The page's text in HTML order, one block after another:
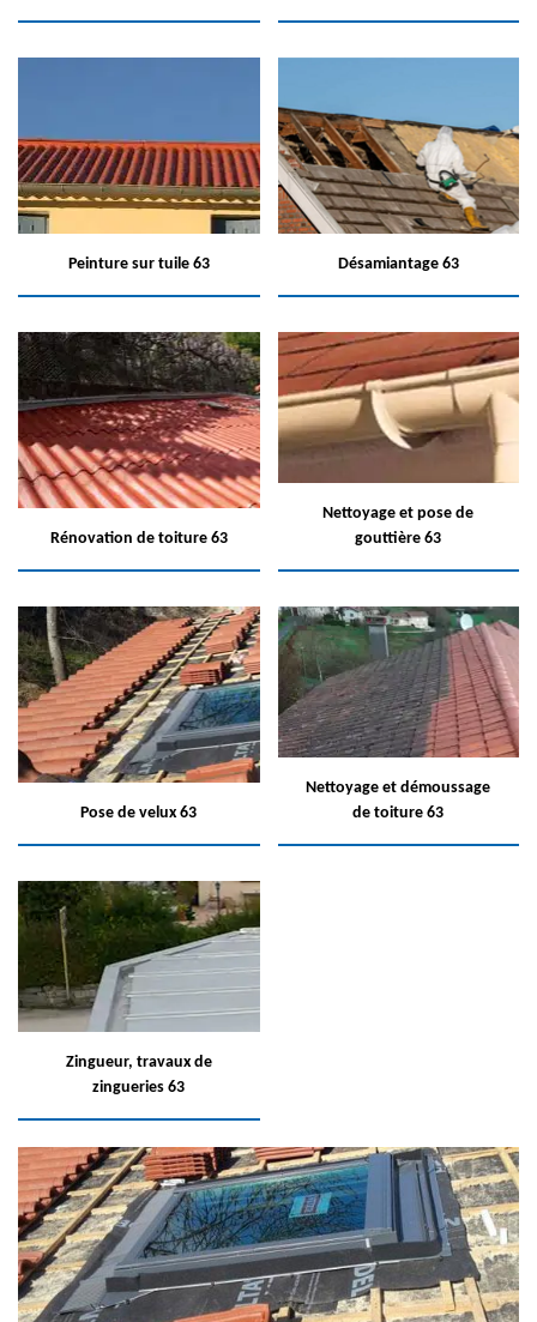
Peinture sur tuile 63 Désamiantage 63
Rénovation de toiture 63
Nettoyage et pose de
gouttière 63
Pose de velux 63
Nettoyage et démoussage
de toiture 63
Zingueur, travaux de
zingueries 63